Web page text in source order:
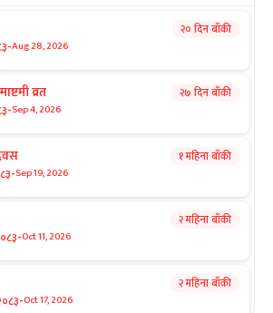
-Aug 28, 2026
२० दिन बाँकी
व्रत
-Sep 4, 2026
२७ दिन बाँकी
-Sep 19, 2026
१ महिना बाँकी
-Oct 11, 2026
२ महिना बाँकी
-Oct 17, 2026
२ महिना बाँकी